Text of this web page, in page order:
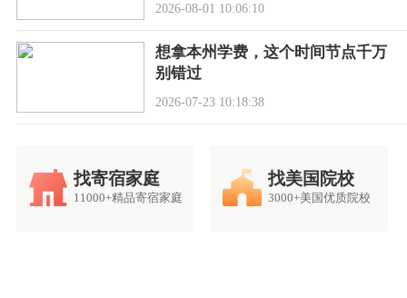
2026-08-01 10:06:10
想拿本州学费，这个时间节点千万
别错过
2026-07-23 10:18:38
找寄宿家庭
11000+精品寄宿家庭
找美国院校
3000+美国优质院校